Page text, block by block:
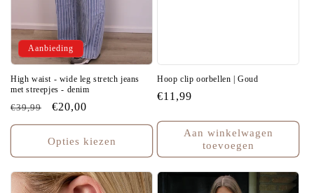
Aanbieding
High waist - wide leg stretch jeans
met streepjes - denim
Normale
prijs
€39,99 Aanbiedingsprijs
€20,00
Opties kiezen
Hoop clip oorbellen | Goud
Normale
€11,99
Aan winkelwagen
toevoegen